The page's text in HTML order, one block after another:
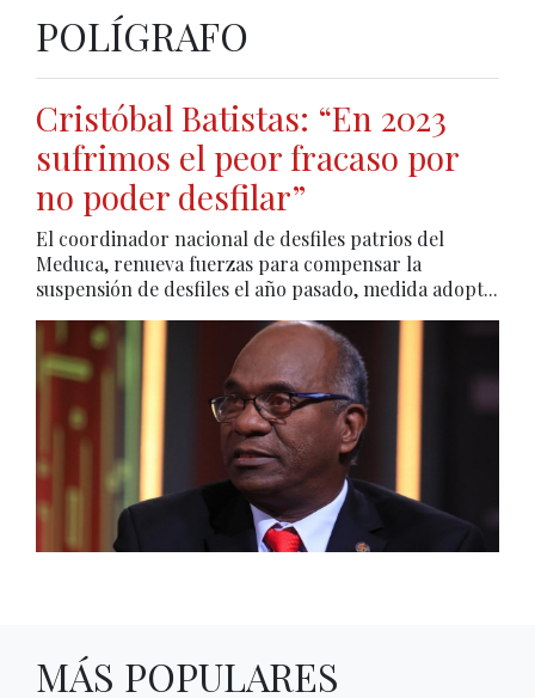
POLÍGRAFO
Cristóbal Batistas: “En 2023
sufrimos el peor fracaso por
no poder desfilar”
El coordinador nacional de desfiles patrios del
Meduca, renueva fuerzas para compensar la
suspensión de desfiles el año pasado, medida adopt...
MÁS POPULARES